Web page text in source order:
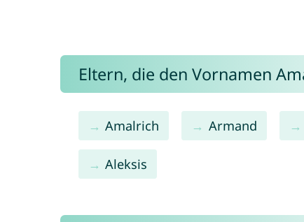
Eltern, die den Vornamen
Amalrich Armand
Aleksis